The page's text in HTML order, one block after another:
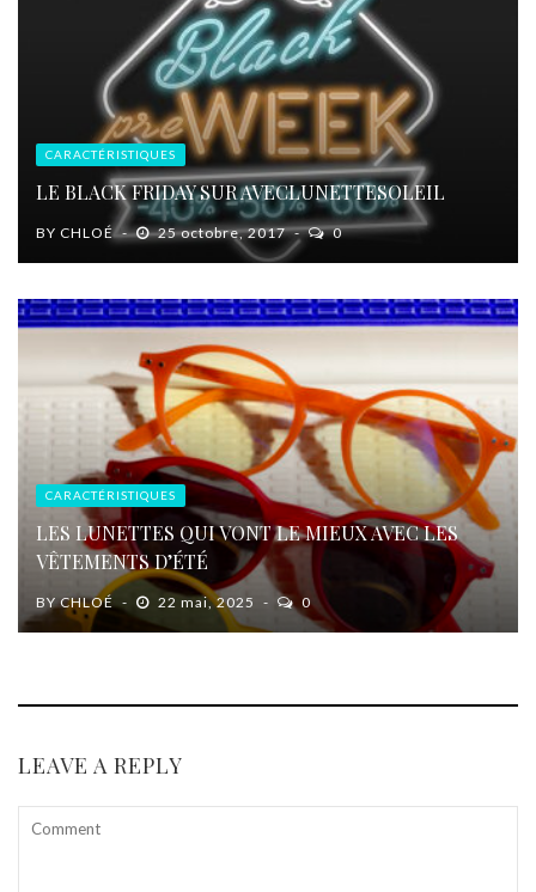
CARACTÉRISTIQUES
LE BLACK FRIDAY SUR AVECLUNETTESOLEIL
BY CHLOÉ 25 octobre, 2017 0
CARACTÉRISTIQUES
LES LUNETTES QUI VONT LE MIEUX AVEC LES
VÊTEMENTS D’ÉTÉ
BYCHLOÉ 22 mai, 2025 0
LEAVE A REPLY